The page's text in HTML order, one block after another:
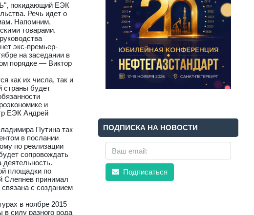
покидающий ЕЭК
Речь идет о
Напомним,
товарами.
экс-премьер-
на заседании в
порядке — Виктор
как их числа, так и
страны будет
и
ЕЭК Андрей
Путина так
в послании
по реализации
сопровождать
площадки по
Слепнев принимал
с созданием
в ноябре 2015
силу разного рода
ПОДПИСКА НА НОВОСТИ
Подписаться